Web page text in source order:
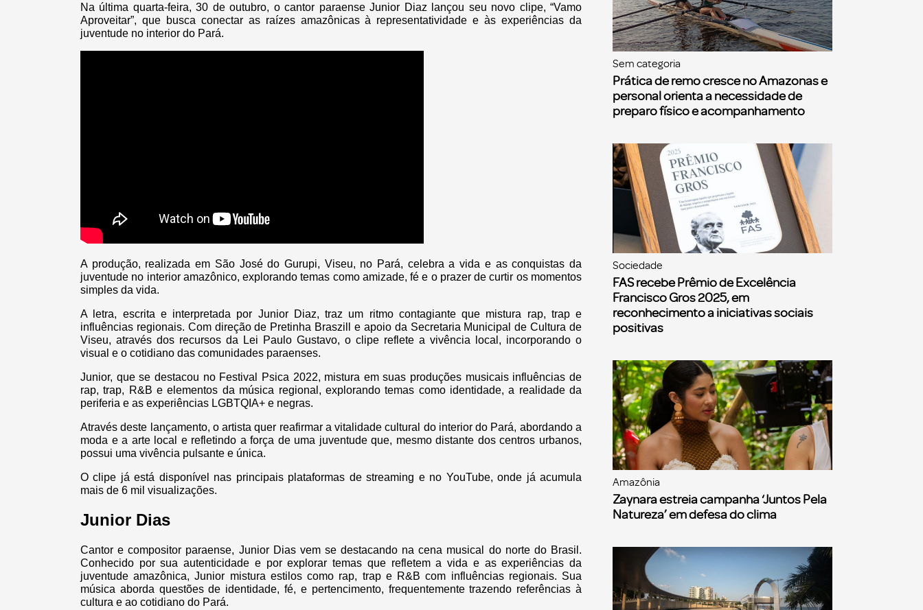
Na última quarta-feira, 30 de outubro, o cantor paraense Junior Diaz lançou seu novo clipe, “Vamo
Aproveitar”, que busca conectar as raízes amazônicas à representatividade e às experiências da
juventude no interior do Pará.
A produção, realizada em São José do Gurupi, Viseu, no Pará, celebra a vida e as conquistas da
juventude no interior amazônico, explorando temas como amizade, fé e o prazer de curtir os momentos
simples da vida.
A letra, escrita e interpretada por Junior Diaz, traz um ritmo contagiante que mistura rap, trap e
influências regionais. Com direção de Pretinha Braszill e apoio da Secretaria Municipal de Cultura de
Viseu, através dos recursos da Lei Paulo Gustavo, o clipe reflete a vivência local, incorporando o
visual e o cotidiano das comunidades paraenses.
Junior, que se destacou no Festival Psica 2022, mistura em suas produções musicais influências de
rap, trap, R&B e elementos da música regional, explorando temas como identidade, a realidade da
periferia e as experiências LGBTQIA+ e negras.
Através deste lançamento, o artista quer reafirmar a vitalidade cultural do interior do Pará, abordando a
moda e a arte local e refletindo a força de uma juventude que, mesmo distante dos centros urbanos,
possui uma vivência pulsante e única.
O clipe já está disponível nas principais plataformas de streaming e no YouTube, onde já acumula
mais de 6 mil visualizações.
Junior Dias
Cantor e compositor paraense, Junior Dias vem se destacando na cena musical do norte do Brasil.
Conhecido por sua autenticidade e por explorar temas que refletem a vida e as experiências da
juventude amazônica, Junior mistura estilos como rap, trap e R&B com influências regionais. Sua
música aborda questões de identidade, fé, e pertencimento, frequentemente trazendo referências à
cultura e ao cotidiano do Pará.
Sem categoria
Prática de remo cresce no Amazonas e
personal orienta a necessidade de
preparo físico e acompanhamento
Sociedade
FAS recebe Prêmio de Excelência
Francisco Gros 2025, em
reconhecimento a iniciativas sociais
positivas
Amazônia
Zaynara estreia campanha ‘Juntos Pela
Natureza’ em defesa do clima